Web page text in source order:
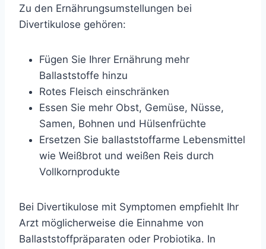
Zu den Ernährungsumstellungen bei
Divertikulose gehören:
Fügen Sie Ihrer Ernährung mehr
Ballaststoffe hinzu
Rotes Fleisch einschränken
Essen Sie mehr Obst, Gemüse, Nüsse,
Samen, Bohnen und Hülsenfrüchte
Ersetzen Sie ballaststoffarme Lebensmittel
wie Weißbrot und weißen Reis durch
Vollkornprodukte
Bei Divertikulose mit Symptomen empfiehlt Ihr
Arzt möglicherweise die Einnahme von
Ballaststoffpräparaten oder Probiotika. In